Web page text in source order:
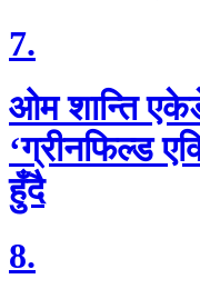
7.
ओम शान्ति
‘ग्रीनफिल्ड
हुँदै
8.